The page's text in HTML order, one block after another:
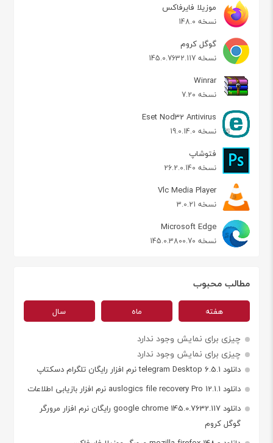
موزیلا فایرفاکس
نسخه 148.0
گوگل کروم
نسخه 145.0.7632.117
Winrar
نسخه 7.20
Eset Nod32 Antivirus
نسخه 19.0.14.0
فتوشاپ
نسخه 26.2.0.140
Vlc Media Player
نسخه 3.0.21
Microsoft Edge
نسخه 145.0.3800.70
مطالب محبوب
هفته ماه سال
چیزی برای نمایش وجود ندارد
چیزی برای نمایش وجود ندارد
دانلود telegram Desktop 6.5.1 نرم افزار رایگان تلگرام دسکتاپ
دانلود auslogics file recovery Pro 12.1.1 نرم افزار بازیابی اطلاعات
دانلود google chrome 145.0.7632.117 رایگان نرم افزار مرورگر
گوگل کروم